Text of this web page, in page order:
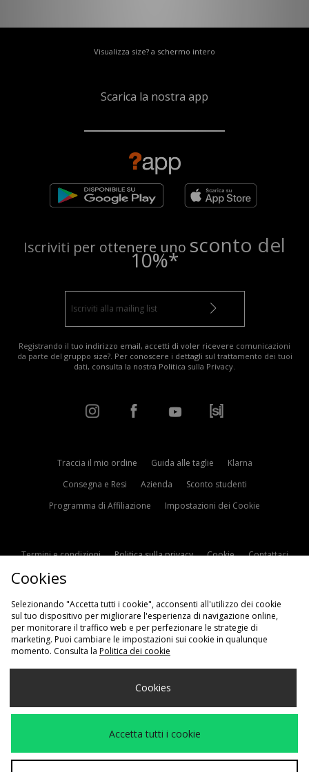
Visualizza size? a schermo intero
Scarica la nostra app
Iscriviti per ottenere uno sconto del
10%*
Registrando il tuo indirizzo email, accetti di voler ricevere comunicazioni
da parte del gruppo size?. Per conoscere i dettagli sul trattamento dei tuoi
dati, consulta la nostra Politica sulla Privacy
Traccia il mio ordine Guida alle taglie
Klarna
Consegna e Resi
Azienda
Sconto studenti
Programma di Affiliazione
Impostazioni dei Cookie
Termini e condizioni Politica sulla privacy Cookie
Contattaci
Scegli Il Tuo Paese
Accettiamo i seguenti metodi di pagamento
Cookies
Selezionando "Accetta tutti i cookie", acconsenti all'utilizzo dei cookie
sul tuo dispositivo per migliorare l'esperienza di navigazione online,
per monitorare il traffico web e per perfezionare le strategie di
marketing. Puoi cambiare le impostazioni sui cookie in qualunque
momento. Consulta la Politica dei cookie
Cookies
Accetta tutti i cookie